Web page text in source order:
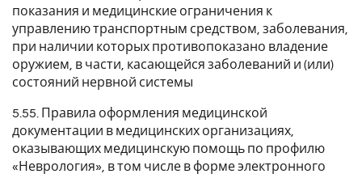
показания и медицинские ограничения к
управлению транспортным средством, заболевания,
при наличии которых противопоказано владение
оружием, в части, касающейся заболеваний и (или)
состояний нервной системы
5.55. Правила оформления медицинской
документации в медицинских организациях,
оказывающих медицинскую помощь по профилю
«Неврология», в том числе в форме электронного